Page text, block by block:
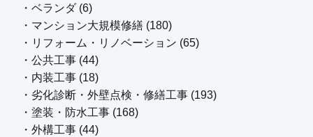
・ベランダ (6)
・マンション大規模修繕 (180)
・リフォーム・リノベーション (65)
・公共工事 (44)
・内装工事 (18)
・劣化診断・外壁点検・修繕工事 (193)
・塗装・防水工事 (168)
・外構工事 (44)